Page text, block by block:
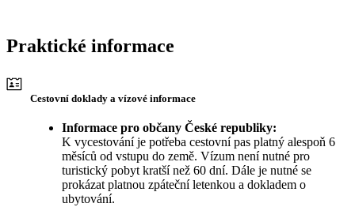
Praktické informace
Cestovní doklady a vízové informace
Informace pro občany České republiky:
K vycestování je potřeba cestovní pas platný alespoň 6
měsíců od vstupu do země. Vízum není nutné pro
turistický pobyt kratší než 60 dní. Dále je nutné se
prokázat platnou zpáteční letenkou a dokladem o
ubytování.